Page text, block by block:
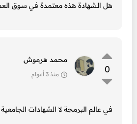
هل الشهادة هذه معتمدة في سوق
0
محمد هرموش
منذ 3 أعوام
في عالم البرمجة لا الشهادات